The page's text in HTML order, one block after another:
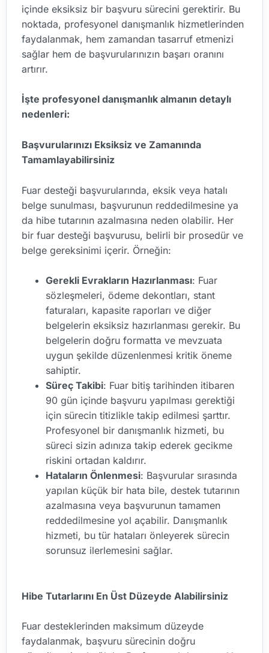
içinde eksiksiz bir başvuru sürecini gerektirir. Bu
noktada, profesyonel danışmanlık hizmetlerinden
faydalanmak, hem zamandan tasarruf etmenizi
sağlar hem de başvurularınızın başarı oranını
artırır.
İşte profesyonel danışmanlık almanın detaylı
nedenleri:
Başvurularınızı Eksiksiz ve Zamanında
Tamamlayabilirsiniz
Fuar desteği başvurularında, eksik veya hatalı
belge sunulması, başvurunun reddedilmesine ya
da hibe tutarının azalmasına neden olabilir. Her
bir fuar desteği başvurusu, belirli bir prosedür ve
belge gereksinimi içerir. Örneğin:
Gerekli Evrakların Hazırlanması: Fuar
sözleşmeleri, ödeme dekontları, stant
faturaları, kapasite raporları ve diğer
belgelerin eksiksiz hazırlanması gerekir. Bu
belgelerin doğru formatta ve mevzuata
uygun şekilde düzenlenmesi kritik öneme
sahiptir.
Süreç Takibi: Fuar bitiş tarihinden itibaren
90 gün içinde başvuru yapılması gerektiği
için sürecin titizlikle takip edilmesi şarttır.
Profesyonel bir danışmanlık hizmeti, bu
süreci sizin adınıza takip ederek gecikme
riskini ortadan kaldırır.
Hataların Önlenmesi: Başvurular sırasında
yapılan küçük bir hata bile, destek tutarının
azalmasına veya başvurunun tamamen
reddedilmesine yol açabilir. Danışmanlık
hizmeti, bu tür hataları önleyerek sürecin
sorunsuz ilerlemesini sağlar.
Hibe Tutarlarını En Üst Düzeyde Alabilirsiniz
Fuar desteklerinden maksimum düzeyde
faydalanmak, başvuru sürecinin doğru